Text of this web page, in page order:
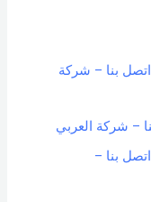
صيانة مكائن القهوة بحائل – 0551154864 اتصل بنا – شركة
شركة صيانة مكيفات بحائل -0551154864 اتصل بنا –